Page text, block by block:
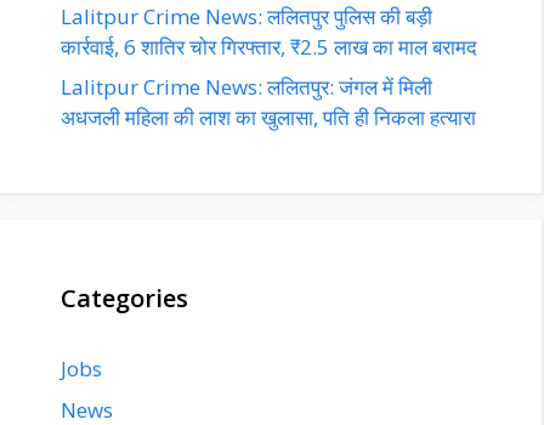
Lalitpur Crime News: ललितपुर पुलिस की बड़ी
कार्रवाई, 6 शातिर चोर गिरफ्तार, ₹2.5 लाख का माल बरामद
Lalitpur Crime News: ललितपुर: जंगल में मिली
अधजली महिला की लाश का खुलासा, पति ही निकला हत्यारा
Categories
Jobs
News